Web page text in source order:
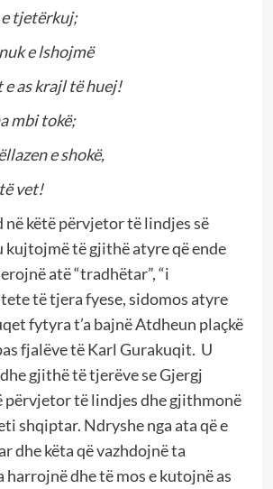
e tjetërkuj;
e lshojmë
e as krajl të huej!
mbi tokë;
e shokë,
vet!
në këtë përvjetor të lindjes së
kujtojmë të gjithë atyre që ende
atë “tradhëtar”, “i
të tjera fyese, sidomos atyre
fytyra t’a bajnë Atdheun plaçkë
fjalëve të Karl Gurakuqit. U
gjithë të tjerëve se Gjergj
përvjetor të lindjes dhe gjithmonë
shqiptar. Ndryshe nga ata që e
dhe këta që vazhdojnë ta
dhe të mos e kutojnë as